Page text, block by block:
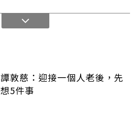
譚敦慈：迎接一個人老後，先
想5件事